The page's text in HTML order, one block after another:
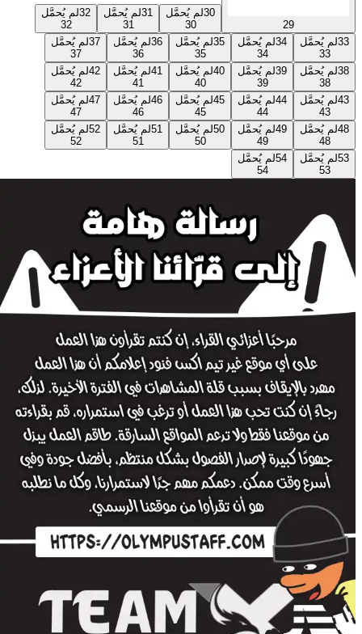
29
30لم يُحمَّل
30
31لم يُحمَّل
31
32لم يُحمَّل
32
33لم يُحمَّل
33
34لم يُحمَّل
34
35لم يُحمَّل
35
36لم يُحمَّل
36
37لم يُحمَّل
37
38لم يُحمَّل
38
39لم يُحمَّل
39
40لم يُحمَّل
40
41لم يُحمَّل
41
42لم يُحمَّل
42
43لم يُحمَّل
43
44لم يُحمَّل
44
45لم يُحمَّل
45
46لم يُحمَّل
46
47لم يُحمَّل
47
48لم يُحمَّل
48
49لم يُحمَّل
49
50لم يُحمَّل
50
51لم يُحمَّل
51
52لم يُحمَّل
52
53لم يُحمَّل
53
54لم يُحمَّل
54